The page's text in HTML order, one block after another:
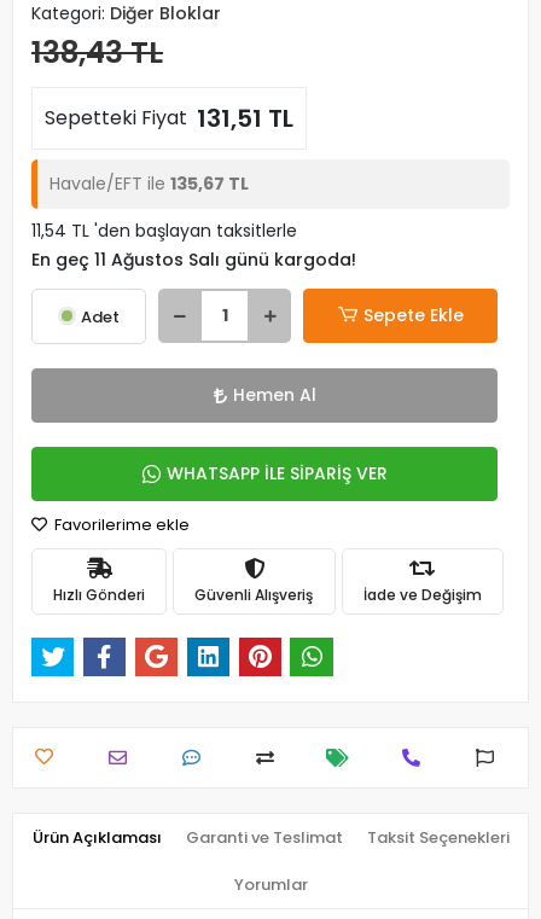
Kategori: Diğer Bloklar
138,43 TL
Sepetteki Fiyat 131,51 TL
Havale/EFT ile 135,67 TL
11,54 TL 'den başlayan taksitlerle
En geç 11 Ağustos Salı günü kargoda!
Adet Sepete Ekle
Hemen Al
WHATSAPP İLE SİPARİŞ VER
Favorilerime ekle
Hızlı Gönderi Güvenli Alışveriş İade ve Değişim
Ürün Açıklaması Garanti ve Teslimat Taksit Seçenekleri
Yorumlar